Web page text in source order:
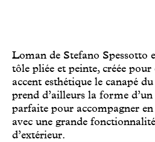
Loman de Stefano Spessotto
tôle pliée et peinte, créée
accent esthétique le canapé
prend d’ailleurs la forme
parfaite pour accompagner
avec une grande
d’extérieur.